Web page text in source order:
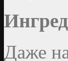
Даже